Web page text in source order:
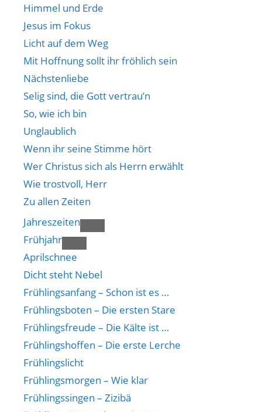
Himmel und Erde
Jesus im Fokus
Licht auf dem Weg
Mit Hoffnung sollt ihr fröhlich sein
Nächstenliebe
Selig sind, die Gott vertrau’n
So, wie ich bin
Unglaublich
Wenn ihr seine Stimme hört
Wer Christus sich als Herrn erwählt
Wie trostvoll, Herr
Zu allen Zeiten
Jahreszeiten
Frühjahr
Aprilschnee
Dicht steht Nebel
Frühlingsanfang – Schon ist es …
Frühlingsboten – Die ersten Stare
Frühlingsfreude – Die Kälte ist …
Frühlingshoffen – Die erste Lerche
Frühlingslicht
Frühlingsmorgen – Wie klar
Frühlingssingen – Zizibä